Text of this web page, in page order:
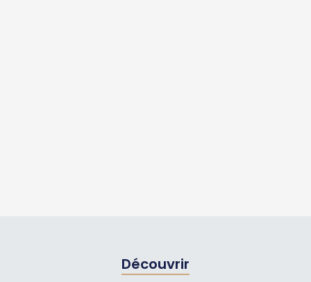
Découvrir